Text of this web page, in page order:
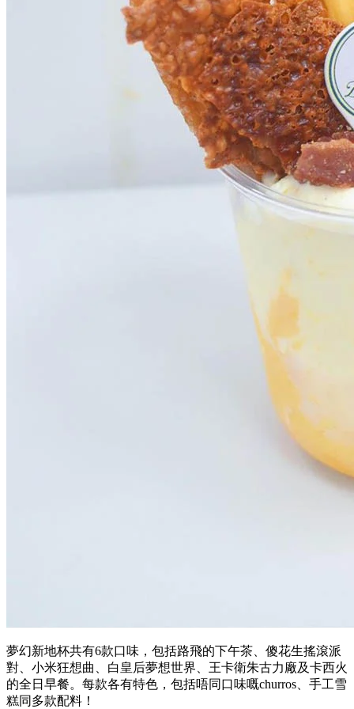
夢幻新地杯共有6款口味，包括路飛的下午茶、傻花生搖滾派
對、小米狂想曲、白皇后夢想世界、王卡衛朱古力廠及卡西火
的全日早餐。每款各有特色，包括唔同口味嘅churros、手工雪
糕同多款配料！